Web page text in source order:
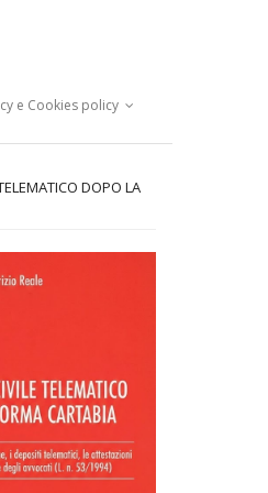
e Cookies policy
DOPO LA